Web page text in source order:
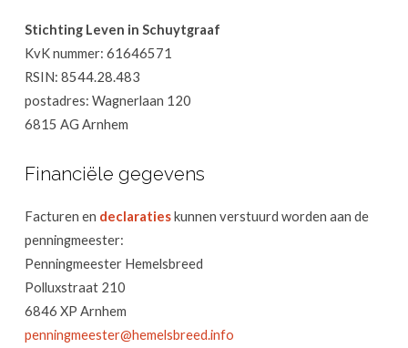
Stichting Leven in Schuytgraaf
KvK nummer: 61646571
RSIN: 8544.28.483
postadres: Wagnerlaan 120
6815 AG Arnhem
Financiële gegevens
Facturen en declaratieskunnen verstuurd worden aan de
penningmeester:
Penningmeester Hemelsbreed
Polluxstraat 210
6846 XP Arnhem
penningmeester@hemelsbreed.info